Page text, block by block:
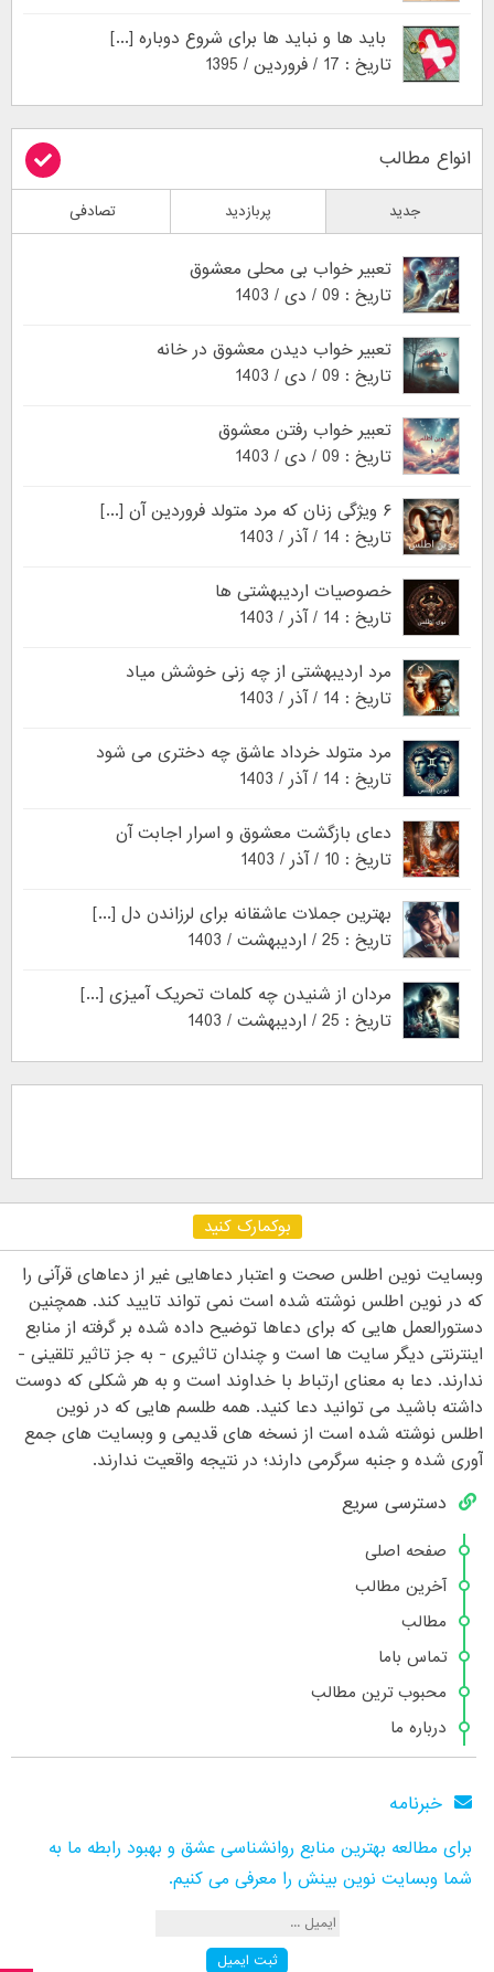
باید ها و نباید ها برای شروع دوباره [...]
تاریخ : 17 / فروردین / 1395
انواع مطالب
جدید پربازدید تصادفی
تعبیر خواب بی محلی معشوق
تاریخ : 09 / دی / 1403
تعبیر خواب دیدن معشوق در خانه
تاریخ : 09 / دی / 1403
تعبیر خواب رفتن معشوق
تاریخ : 09 / دی / 1403
۶ ویژگی زنان که مرد متولد فروردین آن [...]
تاریخ : 14 / آذر / 1403
خصوصیات اردیبهشتی ها
تاریخ : 14 / آذر / 1403
مرد اردیبهشتی از چه زنی خوشش میاد
تاریخ : 14 / آذر / 1403
مرد متولد خرداد عاشق چه دختری می شود
تاریخ : 14 / آذر / 1403
دعای بازگشت معشوق و اسرار اجابت آن
تاریخ : 10 / آذر / 1403
بهترین جملات عاشقانه برای لرزاندن دل [...]
تاریخ : 25 / اردیبهشت / 1403
مردان از شنیدن چه کلمات تحریک آمیزی [...]
تاریخ : 25 / اردیبهشت / 1403
بوکمارک کنید
وبسایت نوین اطلس صحت و اعتبار دعاهایی غیر از دعاهای قرآنی را
که در نوین اطلس نوشته شده است نمی تواند تایید کند. همچنین
دستورالعمل هایی که برای دعاها توضیح داده شده بر گرفته از منابع
اینترنتی دیگر سایت ها است و چندان تاثیری - به جز تاثیر تلقینی -
ندارند. دعا به معنای ارتباط با خداوند است و به هر شکلی که دوست
داشته باشید می توانید دعا کنید. همه طلسم هایی که در نوین
اطلس نوشته شده است از نسخه های قدیمی و وبسایت های جمع
آوری شده و جنبه سرگرمی دارند؛ در نتیجه واقعیت ندارند.
دسترسی سریع
صفحه اصلی
آخرین مطالب
مطالب
تماس باما
محبوب ترین مطالب
درباره ما
خبرنامه
برای مطالعه بهترین منابع روانشناسی عشق و بهبود رابطه ما به
شما وبسایت نوین بینش را معرفی می کنیم.